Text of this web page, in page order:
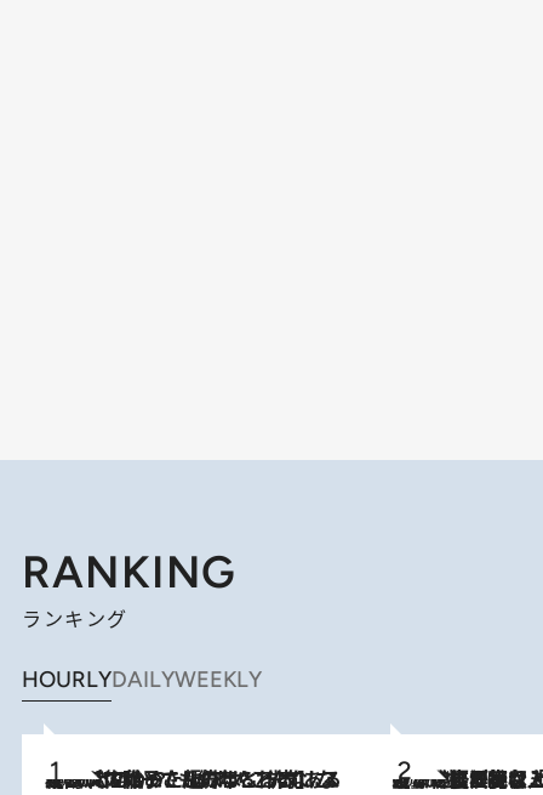
RANKING
ランキング
HOURLYDAILYWEEKLY
2026.8.5
【阿川佐和子さんの年とる力】なぜ70代で始めた趣味は“こんなに楽しい”のか？ ピアノ、俳句…スランプに陥っても続けられる“ある秘訣”とは 2026.8.5
【なぜ吉沢亮は「気配を消せる」のか？】興行収入208億の『国宝』を経て挑むミュージカル『ディア・エヴァン・ハンセン』。トップ俳優が舞台上でさらけ出した“孤独”とは